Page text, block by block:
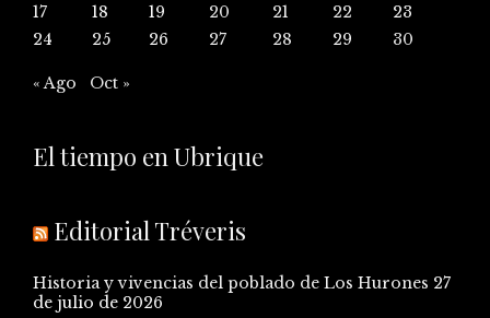
17
18 19 20 21 22
23
24
25 26 27 28 29 30
« Ago Oct »
El tiempo en Ubrique
Editorial Tréveris
Historia y vivencias del poblado de Los Hurones 27
de julio de 2026